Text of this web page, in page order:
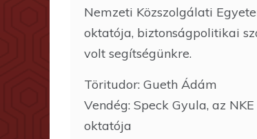
Nemzeti Közszolgálati
oktatója, biztonságpolitikai
volt segítségünkre.
Töritudor: Gueth Ádám
Vendég: Speck Gyula, az NKE
oktatója